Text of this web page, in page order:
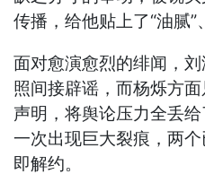
传播，给他贴上了“油腻”
面对愈演愈烈的绯闻，
照间接辟谣，而杨烁方
声明，将舆论压力全丢
一次出现巨大裂痕，两
即解约。